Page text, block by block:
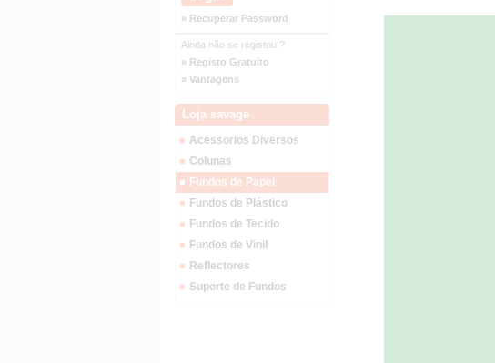
» Recuperar Password
Ainda não se registou ?
» Registo Gratuito
» Vantagens
Loja savage
Acessorios Diversos
Colunas
Fundos de Papel
Fundos de Plástico
Fundos de Tecido
Fundos de Vinil
Reflectores
Suporte de Fundos